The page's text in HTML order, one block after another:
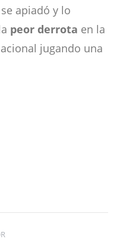
apiadó y lo
peor derrota en la
jugando una